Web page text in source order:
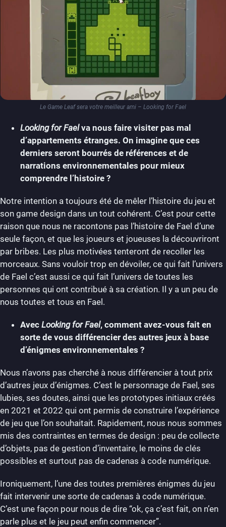
Le Game Leaf sera votre meilleur ami – Looking for Fael
Looking for Faelva nous faire visiter pas mal
d’appartements étranges. On imagine que ces
derniers seront bourrés de références et de
narrations environnementales pour mieux
comprendre l’histoire ?
Notre intention a toujours été de mêler l’histoire du jeu et
son game design dans un tout cohérent. C’est pour cette
raison que nous ne racontons pas l’histoire de Fael d’une
seule façon, et que les joueurs et joueuses la découvriront
par bribes. Les plus motivées tenteront de recoller les
morceaux. Sans vouloir trop en dévoiler, ce qui fait l’univers
de Fael c’est aussi ce qui fait l’univers de toutes les
personnes qui ont contribué à sa création. Il y a un peu de
nous toutes et tous en Fael.
Avec Looking for Fael, comment avez-vous fait en
sorte de vous différencier des autres jeux à base
d’énigmes environnementales ?
Nous n’avons pas cherché à nous différencier à tout prix
d’autres jeux d’énigmes. C’est le personnage de Fael, ses
lubies, ses doutes, ainsi que les prototypes initiaux créés
en 2021 et 2022 qui ont permis de construire l’expérience
de jeu que l’on souhaitait. Rapidement, nous nous sommes
mis des contraintes en termes de design : peu de collecte
d’objets, pas de gestion d’inventaire, le moins de clés
possibles et surtout pas de cadenas à code numérique.
Ironiquement, l’une des toutes premières énigmes du jeu
fait intervenir une sorte de cadenas à code numérique.
C’est une façon pour nous de dire “ok, ça c’est fait, on n’en
parle plus et le jeu peut enfin commencer”.